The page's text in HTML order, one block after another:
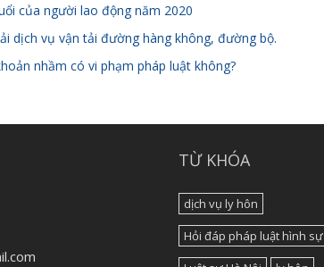
của người lao động năm 2020
dịch vụ vận tải đường hàng không, đường bộ.
nhầm có vi phạm pháp luật không?
TỪ KHÓA
dịch vụ ly hôn
Hỏi đáp pháp luật hình sự